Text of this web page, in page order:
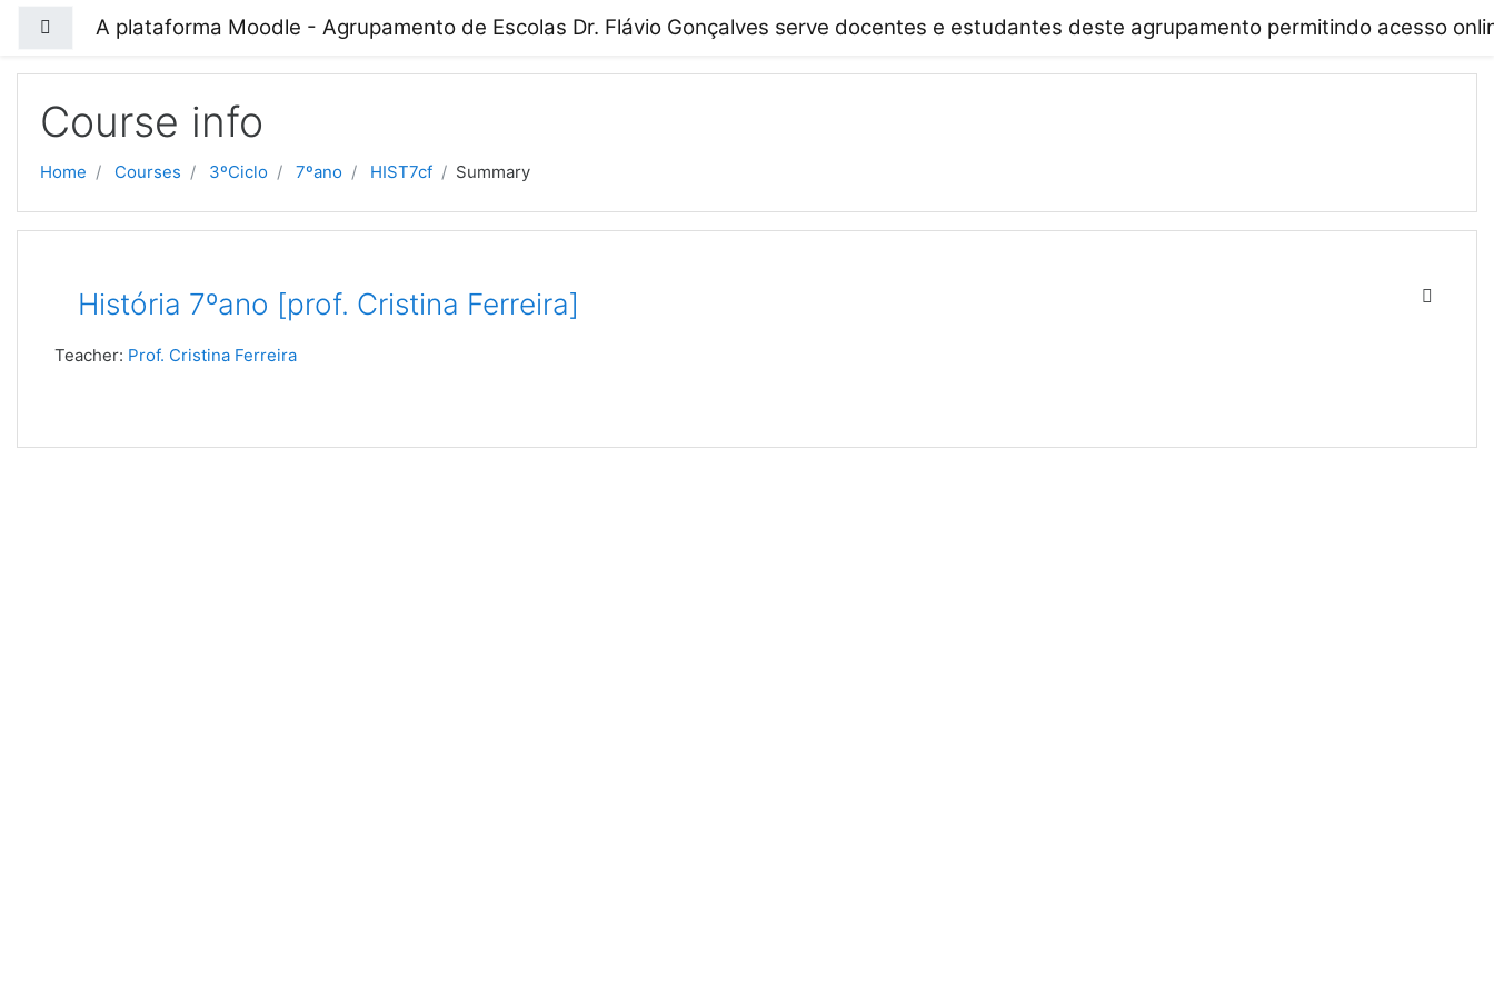
Side panel
A plataforma Moodle - Agrupamento de Escolas Dr. Flávio Gonçalves serve docentes e estudantes deste agrupamento permitindo acesso
Course info
Home Courses 3ºCiclo 7ºano HIST7cf Summary
História 7ºano [prof. Cristina Ferreira]
Teacher: Prof. Cristina Ferreira